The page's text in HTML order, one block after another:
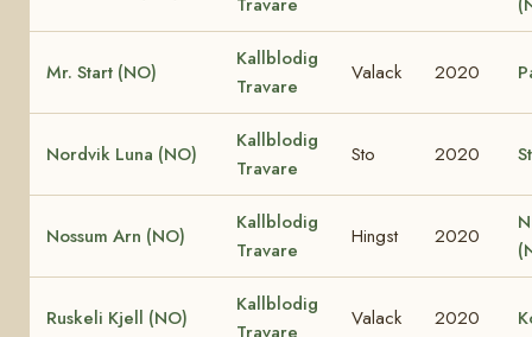
Mr. Start (NO)
Kallblodig
Travare
Valack 2020
Nordvik Luna (NO)
Kallblodig
Travare
Sto 2020
Nossum Arn (NO)
Kallblodig
Travare
Hingst 2020
Ruskeli Kjell (NO)
Kallblodig
Travare
Valack 2020